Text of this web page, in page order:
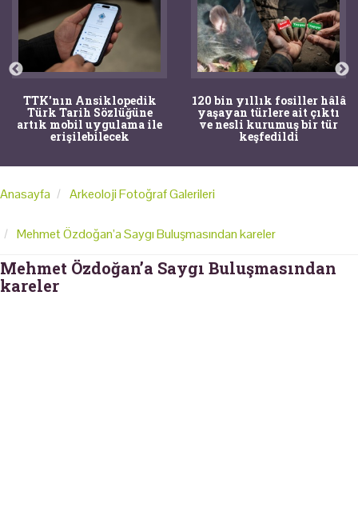
TTK'nın Ansiklopedik
Türk Tarih Sözlüğüne
artık mobil uygulama ile
erişilebilecek
120 bin yıllık fosiller hâlâ
yaşayan türlere ait çıktı
ve nesli kurumuş bir tür
keşfedildi
Anasayfa Arkeoloji Fotoğraf Galerileri
Mehmet Özdoğan’a Saygı Buluşmasından kareler
Mehmet Özdoğan’a Saygı Buluşmasından
kareler